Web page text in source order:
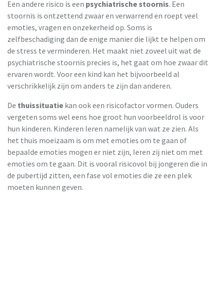
Een andere risico is een psychiatrische stoornis. Een
stoornis is ontzettend zwaar en verwarrend en roept veel
emoties, vragen en onzekerheid op. Soms is
zelfbeschadiging dan de enige manier die lijkt te helpen om
de stress te verminderen. Het maakt niet zoveel uit wat de
psychiatrische stoornis precies is, het gaat om hoe zwaar dit
ervaren wordt. Voor een kind kan het bijvoorbeeld al
verschrikkelijk zijn om anders te zijn dan anderen.
De thuissituatie kan ook een risicofactor vormen. Ouders
vergeten soms wel eens hoe groot hun voorbeeldrol is voor
hun kinderen. Kinderen leren namelijk van wat ze zien. Als
het thuis moeizaam is om met emoties om te gaan of
bepaalde emoties mogen er niet zijn, leren zij niet om met
emoties om te gaan. Dit is vooral risicovol bij jongeren die in
de pubertijd zitten, een fase vol emoties die ze een plek
moeten kunnen geven.